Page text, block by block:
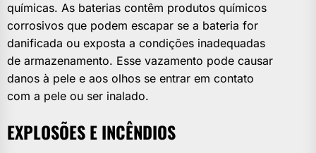
químicas. As baterias contêm produtos químicos
corrosivos que podem escapar se a bateria for
danificada ou exposta a condições inadequadas
de armazenamento. Esse vazamento pode causar
danos à pele e aos olhos se entrar em contato
com a pele ou ser inalado.
EXPLOSÕES E INCÊNDIOS